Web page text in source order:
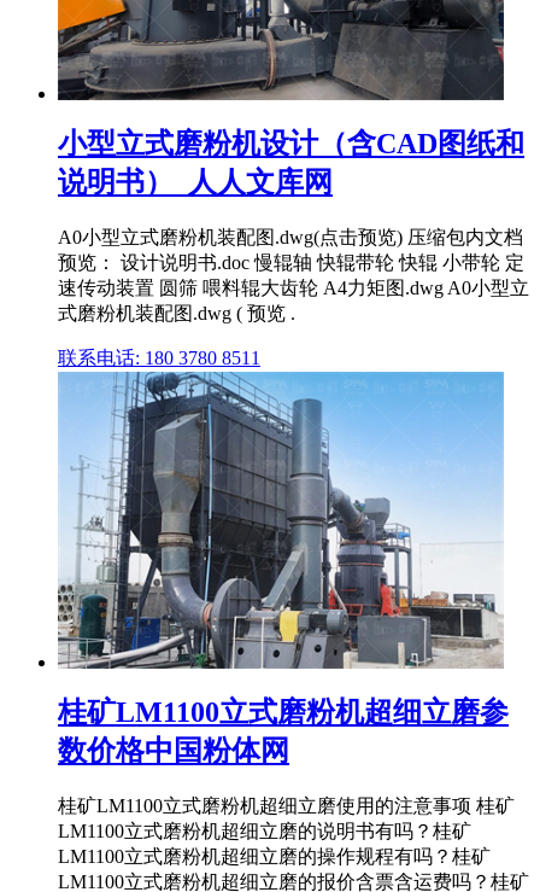
小型立式磨粉机设计（含CAD图纸和
说明书）_人人文库网
A0小型立式磨粉机装配图.dwg(点击预览) 压缩包内文档
预览： 设计说明书.doc 慢辊轴 快辊带轮 快辊 小带轮 定
速传动装置 圆筛 喂料辊大齿轮 A4力矩图.dwg A0小型立
式磨粉机装配图.dwg ( 预览 .
联系电话: 180 3780 8511
桂矿LM1100立式磨粉机超细立磨参
数价格中国粉体网
桂矿LM1100立式磨粉机超细立磨使用的注意事项 桂矿
LM1100立式磨粉机超细立磨的说明书有吗？桂矿
LM1100立式磨粉机超细立磨的操作规程有吗？桂矿
LM1100立式磨粉机超细立磨的报价含票含运费吗？桂矿